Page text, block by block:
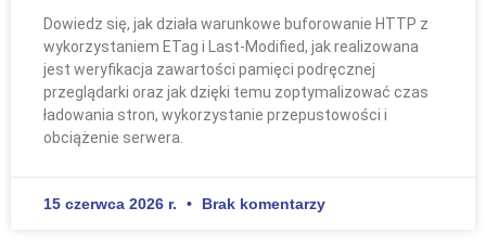
Dowiedz się, jak działa warunkowe buforowanie HTTP z
wykorzystaniem ETag i Last-Modified, jak realizowana
jest weryfikacja zawartości pamięci podręcznej
przeglądarki oraz jak dzięki temu zoptymalizować czas
ładowania stron, wykorzystanie przepustowości i
obciążenie serwera.
15 czerwca 2026 r. Brak komentarzy